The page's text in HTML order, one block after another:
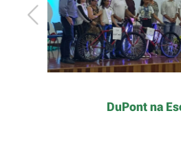
DuPont na